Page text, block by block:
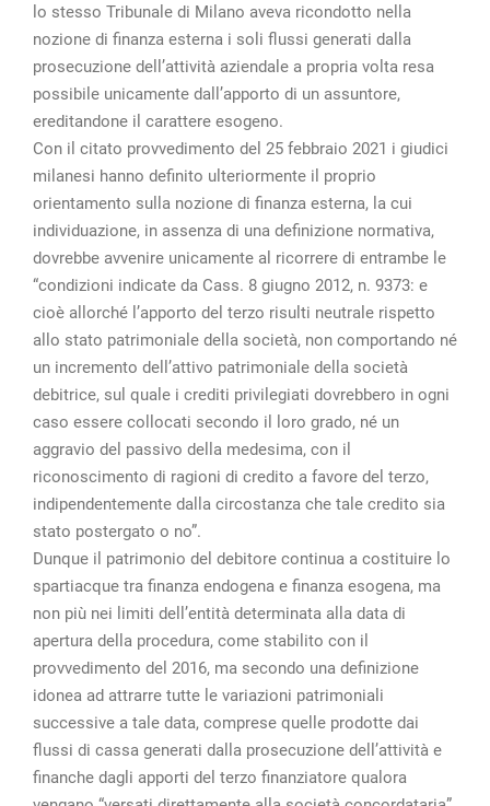
lo stesso Tribunale di Milano aveva ricondotto nella
nozione di finanza esterna i soli flussi generati dalla
prosecuzione dell’attività aziendale a propria volta resa
possibile unicamente dall’apporto di un assuntore,
ereditandone il carattere esogeno.
Con il citato provvedimento del 25 febbraio 2021 i giudici
milanesi hanno definito ulteriormente il proprio
orientamento sulla nozione di finanza esterna, la cui
individuazione, in assenza di una definizione normativa,
dovrebbe avvenire unicamente al ricorrere di entrambe le
“condizioni indicate da Cass. 8 giugno 2012, n. 9373: e
cioè allorché l’apporto del terzo risulti neutrale rispetto
allo stato patrimoniale della società, non comportando né
un incremento dell’attivo patrimoniale della società
debitrice, sul quale i crediti privilegiati dovrebbero in ogni
caso essere collocati secondo il loro grado, né un
aggravio del passivo della medesima, con il
riconoscimento di ragioni di credito a favore del terzo,
indipendentemente dalla circostanza che tale credito sia
stato postergato o no”.
Dunque il patrimonio del debitore continua a costituire lo
spartiacque tra finanza endogena e finanza esogena, ma
non più nei limiti dell’entità determinata alla data di
apertura della procedura, come stabilito con il
provvedimento del 2016, ma secondo una definizione
idonea ad attrarre tutte le variazioni patrimoniali
successive a tale data, comprese quelle prodotte dai
flussi di cassa generati dalla prosecuzione dell’attività e
finanche dagli apporti del terzo finanziatore qualora